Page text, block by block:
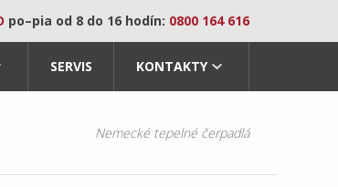
po–pia od 8 do 16 hodín: 0800 164 616
SERVIS KONTAKTY
Nemecké tepelné čerpadlá